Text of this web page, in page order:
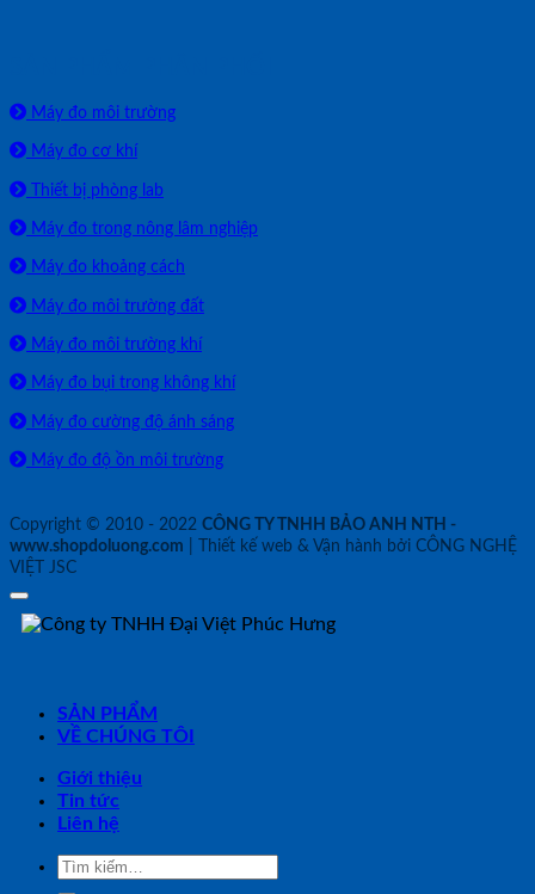
Máy đo môi trường
Máy đo cơ khí
Thiết bị phòng lab
Máy đo trong nông lâm nghiệp
Máy đo khoảng cách
Máy đo môi trường đất
Máy đo môi trường khí
Máy đo bụi trong không khí
Máy đo cường độ ánh sáng
Máy đo độ ồn môi trường
Copyright © 2010 - 2022 CÔNG TY TNHH BẢO ANH NTH -
www.shopdoluong.com | Thiết kế web & Vận hành bởi CÔNG NGHỆ
VIỆT JSC
SẢN PHẨM
VỀ CHÚNG TÔI
Giới thiệu
Tin tức
Liên hệ
Tìm